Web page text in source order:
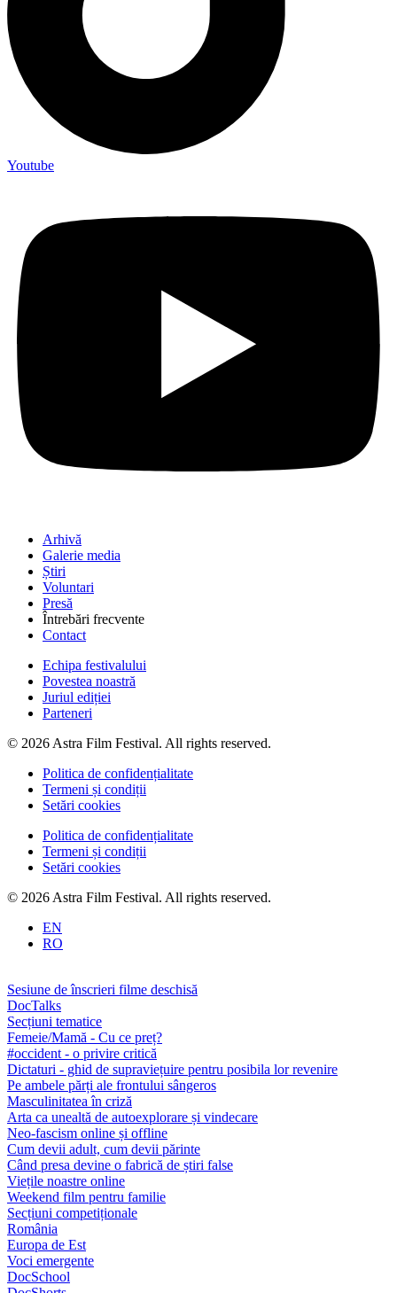
Youtube
Arhivă
Galerie media
Știri
Voluntari
Presă
Întrebări frecvente
Contact
Echipa festivalului
Povestea noastră
Juriul ediției
Parteneri
© 2026 Astra Film Festival. All rights reserved.
Politica de confidențialitate
Termeni și condiții
Setări cookies
Politica de confidențialitate
Termeni și condiții
Setări cookies
© 2026 Astra Film Festival. All rights reserved.
EN
RO
Sesiune de înscrieri filme deschisă
DocTalks
Secțiuni tematice
Femeie/Mamă - Cu ce preț?
#occident - o privire critică
Dictaturi - ghid de supraviețuire pentru posibila lor revenire
Pe ambele părți ale frontului sângeros
Masculinitatea în criză
Arta ca unealtă de autoexplorare și vindecare
Neo-fascism online și offline
Cum devii adult, cum devii părinte
Când presa devine o fabrică de știri false
Viețile noastre online
Weekend film pentru familie
Secțiuni competiționale
România
Europa de Est
Voci emergente
DocSchool